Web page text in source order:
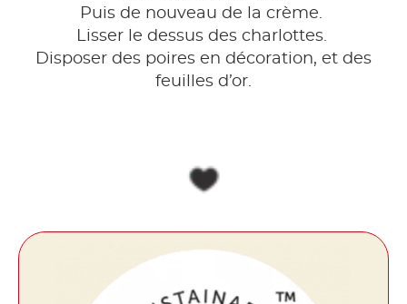
Puis de nouveau de la crème.
Lisser le dessus des charlottes.
Disposer des poires en décoration, et des
feuilles d’or.